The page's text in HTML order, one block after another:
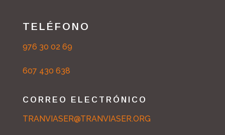
TELÉFONO
976 30 02 69
607 430 638
CORREO ELECTRÓNICO
TRANVIASER@TRANVIASER.ORG